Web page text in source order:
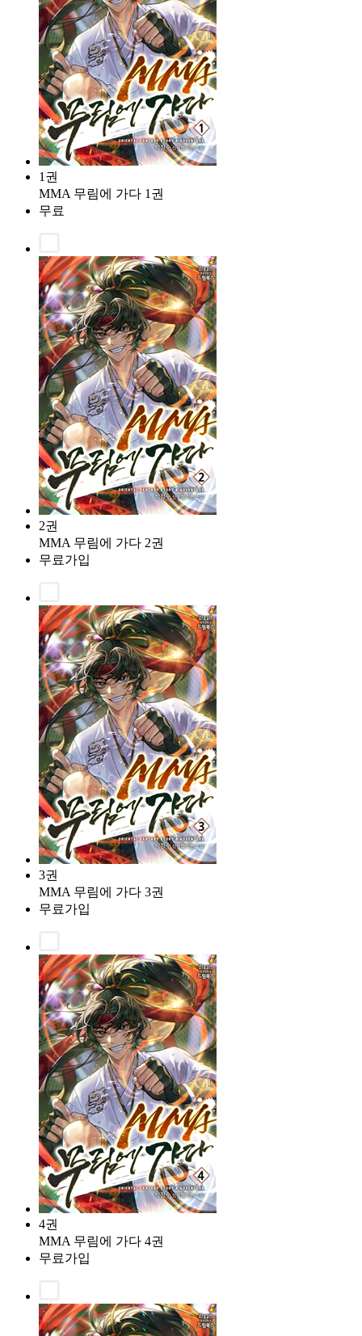
1권
MMA 무림에 가다 1권
무료
2권
MMA 무림에 가다 2권
무료가입
3권
MMA 무림에 가다 3권
무료가입
4권
MMA 무림에 가다 4권
무료가입